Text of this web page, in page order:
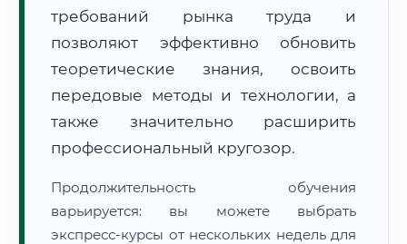
Расчет логистики оригиналов:
• Маршрут транзита:~887 км
• Экспресс-доставка СДЭК / Почтой: 1–2 рабочих дня
📜 Документы и аккредитация ФИС ФРДО
Нажмите на документ для увеличения и просмотра
требований рынка труда и
позволяют эффективно обновить
теоретические знания, освоить
передовые методы и технологии, а
также значительно расширить
профессиональный кругозор.
Продолжительность обучения
варьируется: вы можете выбрать
экспресс-курсы от нескольких недель для